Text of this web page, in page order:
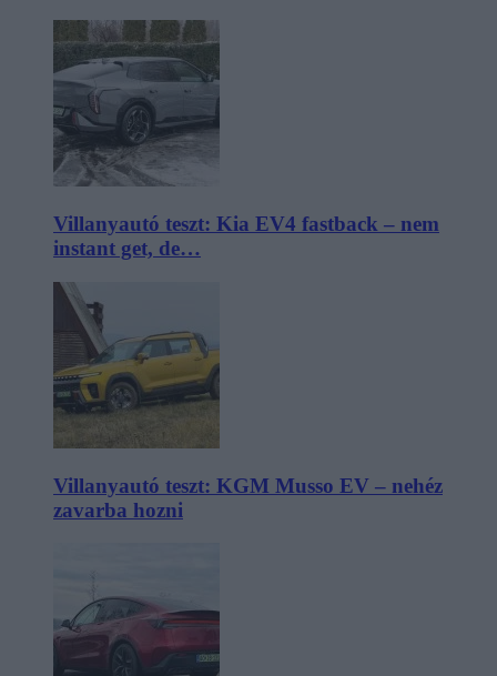
Villanyautó teszt: Kia EV4 fastback – nem
instant get, de…
Villanyautó teszt: KGM Musso EV – nehéz
zavarba hozni